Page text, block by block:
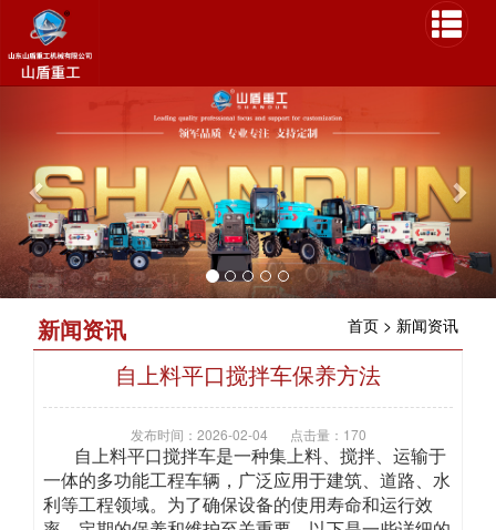
e
v
i
o
u
s
x
t
新闻资讯 首页 > 新闻资讯
自上料平口搅拌车保养方法
发布时间：2026-02-04 点击量：170
自上料平口搅拌车是一种集上料、搅拌、运输于
一体的多功能工程车辆，广泛应用于建筑、道路、水
利等工程领域。为了确保设备的使用寿命和运行效